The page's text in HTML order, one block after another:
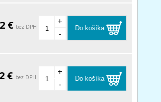
€ bez DPH
+
-
Do košíka
€ bez DPH
+
-
Do košíka